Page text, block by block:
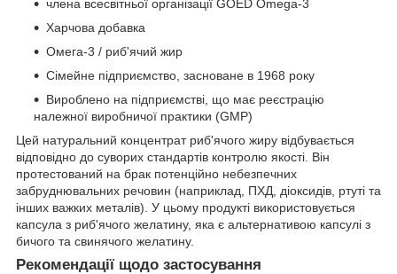
члена всесвітньої організації GOED Omega-3
Харчова добавка
Омега-3 / риб'ячий жир
Сімейне підприємство, засноване в 1968 року
Вироблено на підприємстві, що має реєстрацію
належної виробничої практики (GMP)
Цей натуральний концентрат риб'ячого жиру відбувається
відповідно до суворих стандартів контролю якості. Він
протестований на брак потенційно небезпечних
забруднювальних речовин (наприклад, ПХД, діоксидів, ртуті та
інших важких металів). У цьому продукті використовується
капсула з риб'ячого желатину, яка є альтернативою капсулі з
бичого та свинячого желатину.
Рекомендації щодо застосування